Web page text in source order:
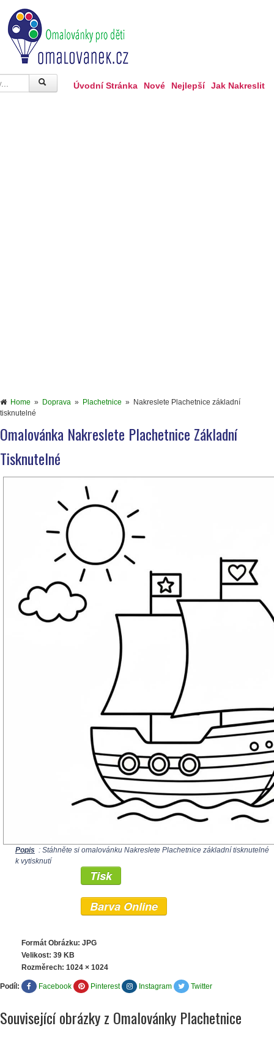
Úvodní Stránka Nové Nejlepší Jak Nakreslit
Home » Doprava » Plachetnice » Nakreslete Plachetnice základní
tisknutelné
Omalovánka Nakreslete Plachetnice Základní
Tisknutelné
Popis : Stáhněte si omalovánku Nakreslete Plachetnice základní tisknutelné
k vytisknutí
Tisk
Barva Online
Formát Obrázku: JPG
Velikost: 39 KB
Rozměrech: 1024 × 1024
Podíl: Facebook Pinterest Instagram Twitter
Související obrázky z Omalovánky Plachetnice